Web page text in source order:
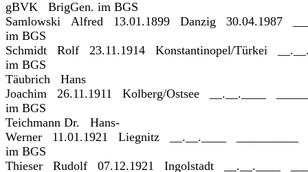
gBVK BrigGen. im BGS
Samlowski Alfred 13.01.1899 Danzig 30.04.1987
im BGS
Schmidt Rolf 23.11.1914 Konstantinopel/Türkei
im BGS
Täubrich Hans
Joachim 26.11.1911 Kolberg/Ostsee __.__.____
im BGS
Teichmann Dr. Hans-
Werner 11.01.1921 Liegnitz __.__.____
im BGS
Thieser Rudolf 07.12.1921 Ingolstadt __.__.____